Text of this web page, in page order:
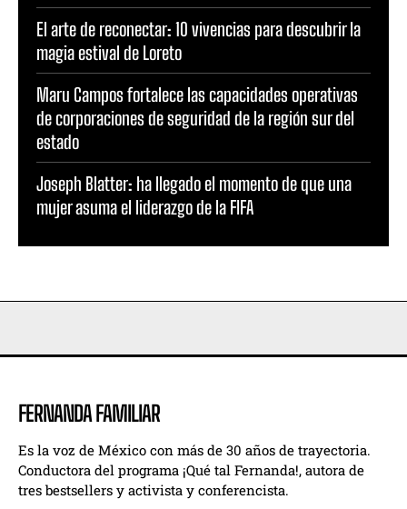
El arte de reconectar: 10 vivencias para descubrir la
magia estival de Loreto
Maru Campos fortalece las capacidades operativas
de corporaciones de seguridad de la región sur del
estado
Joseph Blatter: ha llegado el momento de que una
mujer asuma el liderazgo de la FIFA
FERNANDA FAMILIAR
Es la voz de México con más de 30 años de trayectoria.
Conductora del programa ¡Qué tal Fernanda!, autora de
tres bestsellers y activista y conferencista.